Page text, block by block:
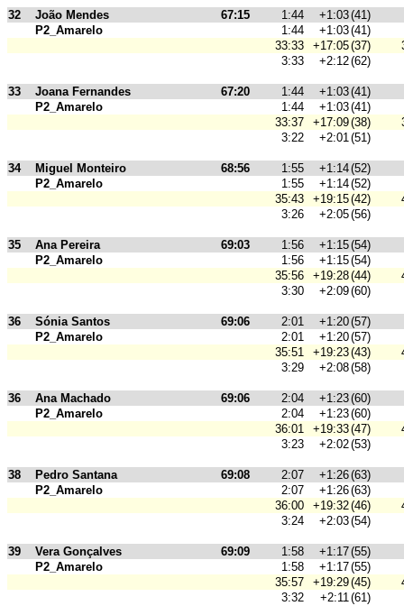
32 João Mendes 67:15 1:44 +1:03(41)
P2_Amarelo
1:44 +1:03(41)
33:33
+17:05(37)
3:33
+2:12(62)
33 Joana Fernandes 67:20 1:44 +1:03(41)
P2_Amarelo
1:44 +1:03(41)
33:37
+17:09(38)
3:22
+2:01(51)
34 Miguel Monteiro 68:56 1:55 +1:14(52)
P2_Amarelo
1:55 +1:14(52)
35:43
+19:15(42)
3:26
+2:05(56)
35 Ana Pereira 69:03 1:56 +1:15(54)
P2_Amarelo
1:56 +1:15(54)
35:56
+19:28(44)
3:30
+2:09(60)
36 Sónia Santos 69:06 2:01 +1:20(57)
P2_Amarelo
2:01 +1:20(57)
35:51
+19:23(43)
3:29
+2:08(58)
36 Ana Machado 69:06 2:04 +1:23(60)
P2_Amarelo
2:04 +1:23(60)
36:01
+19:33(47)
3:23
+2:02(53)
38 Pedro Santana 69:08 2:07 +1:26(63)
P2_Amarelo
2:07 +1:26(63)
36:00
+19:32(46)
3:24
+2:03(54)
39 Vera Gonçalves 69:09 1:58 +1:17(55)
P2_Amarelo
1:58 +1:17(55)
35:57
+19:29(45)
3:32
+2:11(61)